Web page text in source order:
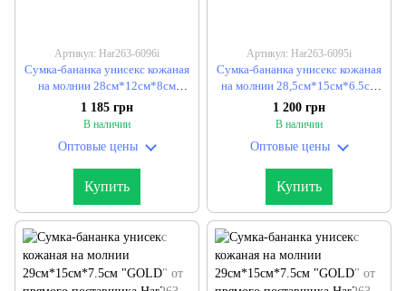
Артикул: Har263-6096i
Сумка-бананка унисекс кожаная
на молнии 28см*12см*8см
"GOLD" от прямого поставщика
1 185 грн
В наличии
Оптовые цены
Купить
Артикул: Har263-6095i
Сумка-бананка унисекс кожаная
на молнии 28,5см*15см*6.5см
"GOLD" от прямого поставщика
1 200 грн
В наличии
Оптовые цены
Купить